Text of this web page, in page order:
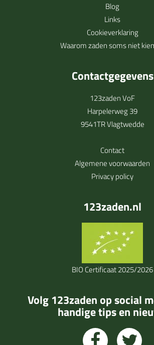
Blog
Links
Cookieverklaring
Waarom zaden soms niet
Contactgegevens
123zaden VoF
Harpelerweg 39
9541TR Vlagtwedde
Contact
Algemene voorwaarden
Privacy policy
123zaden.nl
BIO Certificaat 2025/2026
Volg 123zaden op social
handige tips en